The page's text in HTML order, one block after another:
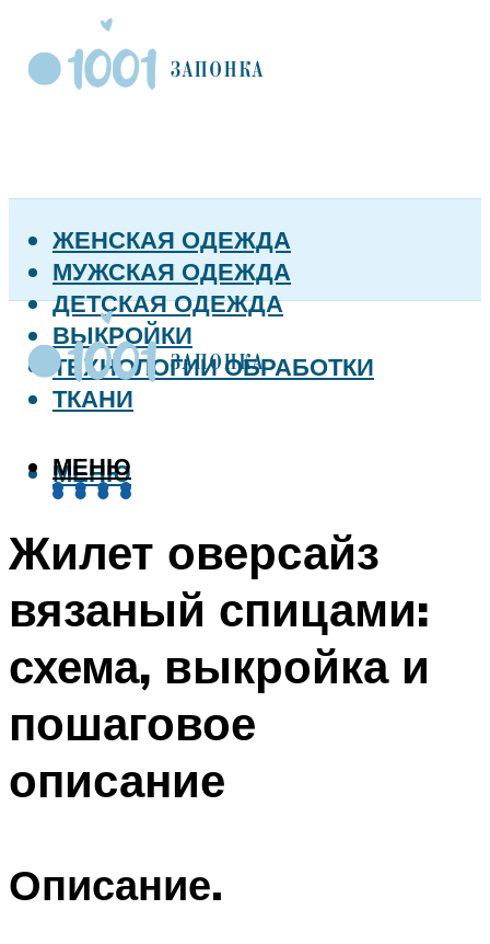
ЖЕНСКАЯ ОДЕЖДА
МУЖСКАЯ ОДЕЖДА
ДЕТСКАЯ ОДЕЖДА
ВЫКРОЙКИ
ТЕХНОЛОГИИ ОБРАБОТКИ
ТКАНИ
МЕНЮ
МЕНЮ
Жилет оверсайз
вязаный спицами:
схема, выкройка и
пошаговое
описание
Описание.